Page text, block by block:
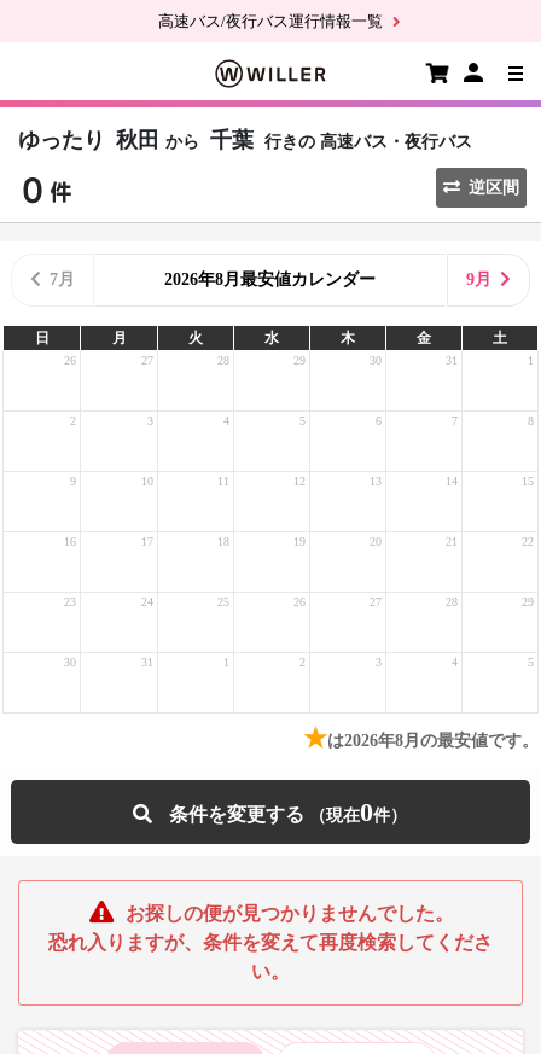
高速バス/夜行バス運行情報一覧
ゆったり 秋田 から 千葉 行きの 高速バス・夜行バス
逆区間
7月 2026年8月最安値カレンダー 9月
日 月 火 水 木 金 土
26 27 28 29 30 31 1
2 3 4 5 6 7 8
9 10 11 12 13 14 15
16 17 18 19 20 21 22
23 24 25 26 27 28 29
30 31 1 2 3 4 5
★は2026年8月の最安値です。
条件を変更する 0
お探しの便が見つかりませんでした。
恐れ入りますが、条件を変えて再度検索してくださ
い。